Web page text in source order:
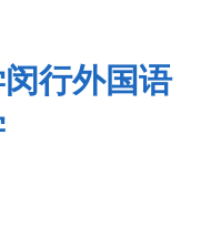
闵行外国语